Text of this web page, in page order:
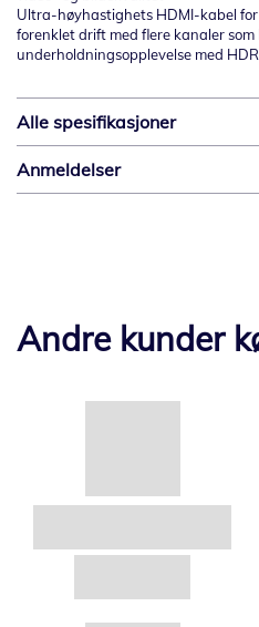
Ultra-høyhastighets HDMI-kabel
forenklet drift med flere kanaler som
underholdningsopplevelse med
Alle spesifikasjoner
Anmeldelser
Andre kunder